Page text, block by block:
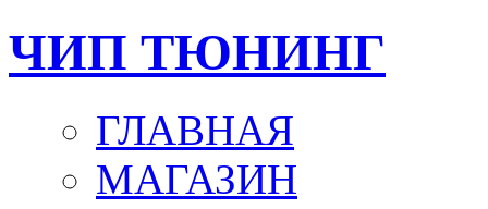
ЧИП ТЮНИНГ
ГЛАВНАЯ
МАГАЗИН